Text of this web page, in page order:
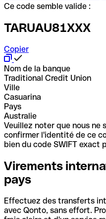
Ce code semble valide :
TARUAU81XXX
Copier
Nom de la banque
Traditional Credit Union
Ville
Casuarina
Pays
Australie
Veuillez noter que nous ne
confirmer l'identité de ce
bien du code SWIFT exact
Virements
pays
Effectuez des transferts
avec Qonto, sans effort.